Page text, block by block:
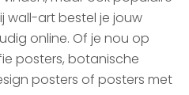
wall-art bestel je jouw
online. Of je nou op
posters, botanische
posters of posters met